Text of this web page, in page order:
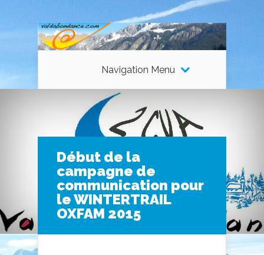
Navigation Menu
Début de la
campagne de
communication pour
le WINTERTRAIL
OXFAM 2015